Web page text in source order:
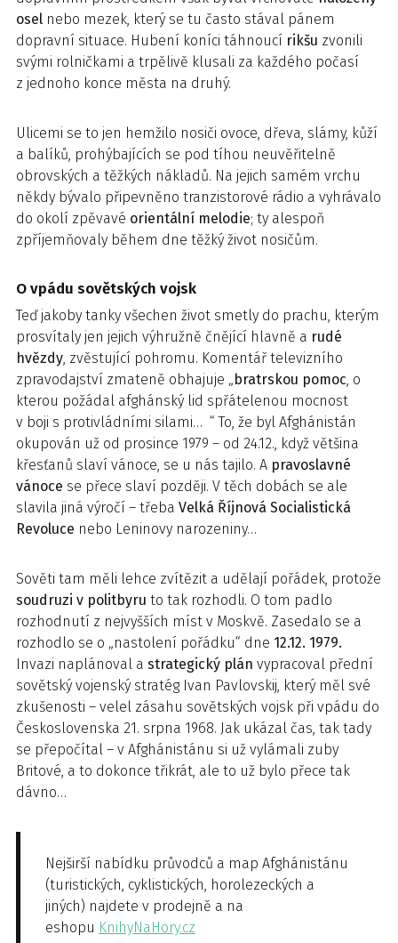
osel nebo mezek, který se tu často stával pánem
dopravní situace. Hubení koníci táhnoucí rikšu zvonili
svými rolničkami a trpělivě klusali za každého počasí
z jednoho konce města na druhý.
Ulicemi se to jen hemžilo nosiči ovoce, dřeva, slámy, kůží
a balíků, prohýbajících se pod tíhou neuvěřitelně
obrovských a těžkých nákladů. Na jejich samém vrchu
někdy bývalo připevněno tranzistorové rádio a vyhrávalo
do okolí zpěvavé orientální melodie; ty alespoň
zpříjemňovaly během dne těžký život nosičům.
O vpádu sovětských vojsk
Teď jakoby tanky všechen život smetly do prachu, kterým
prosvítaly jen jejich výhružně čnějící hlavně a rudé
hvězdy, zvěstující pohromu. Komentář televizního
zpravodajství zmateně obhajuje „bratrskou pomoc, o
kterou požádal afghánský lid spřátelenou mocnost
v boji s protivládními silami… “ To, že byl Afghánistán
okupován už od prosince 1979 – od 24.12., když většina
křesťanů slaví vánoce, se u nás tajilo. A pravoslavné
vánoce se přece slaví později. V těch dobách se ale
slavila jiná výročí – třeba Velká Říjnová Socialistická
Revoluce nebo Leninovy narozeniny…
Sověti tam měli lehce zvítězit a udělají pořádek, protože
soudruzi v politbyru to tak rozhodli. O tom padlo
rozhodnutí z nejvyšších míst v Moskvě. Zasedalo se a
rozhodlo se o „nastolení pořádku“ dne 12.12. 1979.
Invazi naplánoval a strategický plán vypracoval přední
sovětský vojenský stratég Ivan Pavlovskij, který měl své
zkušenosti – velel zásahu sovětských vojsk při vpádu do
Československa 21. srpna 1968. Jak ukázal čas, tak tady
se přepočítal – v Afghánistánu si už vylámali zuby
Britové, a to dokonce třikrát, ale to už bylo přece tak
dávno…
Nejširší nabídku průvodců a map Afghánistánu
(turistických, cyklistických, horolezeckých a
jiných) najdete v prodejně a na
eshopu KnihyNaHory.cz